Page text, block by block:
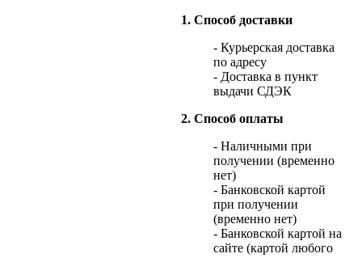
1. Способ доставки
- Курьерская доставка
по адресу
- Доставка в пункт
выдачи СДЭК
2. Способ оплаты
- Наличными при
получении (временно
нет)
- Банковской картой
при получении
(временно нет)
- Банковской картой на
сайте (картой любого